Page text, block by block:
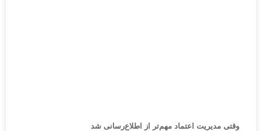
وقتی مدیریت اعتماد مهم‌تر از اطلاع‌رسانی شد